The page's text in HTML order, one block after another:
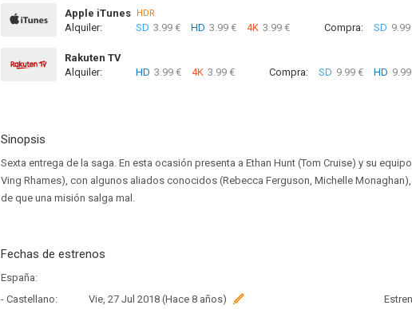
Apple iTunes HDR
Alquiler: SD 3.99 € HD 3.99 € 4K 3.99 € Compra: SD
Rakuten TV
Alquiler:
HD 3.99 € 4K 3.99 € Compra: SD 9.99 € HD
Sinopsis
Sexta entrega de la saga. En esta ocasión presenta a Ethan Hunt (Tom Cruise) y su
Ving Rhames), con algunos aliados conocidos (Rebecca Ferguson, Michelle
de que una misión salga mal.
Fechas de estrenos
España:
- Castellano:
Vie, 27 Jul 2018 (Hace 8 años)